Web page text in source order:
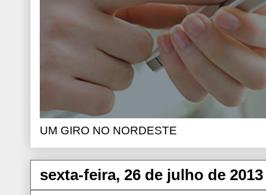
UM GIRO NO NORDESTE
sexta-feira, 26 de julho de 2013